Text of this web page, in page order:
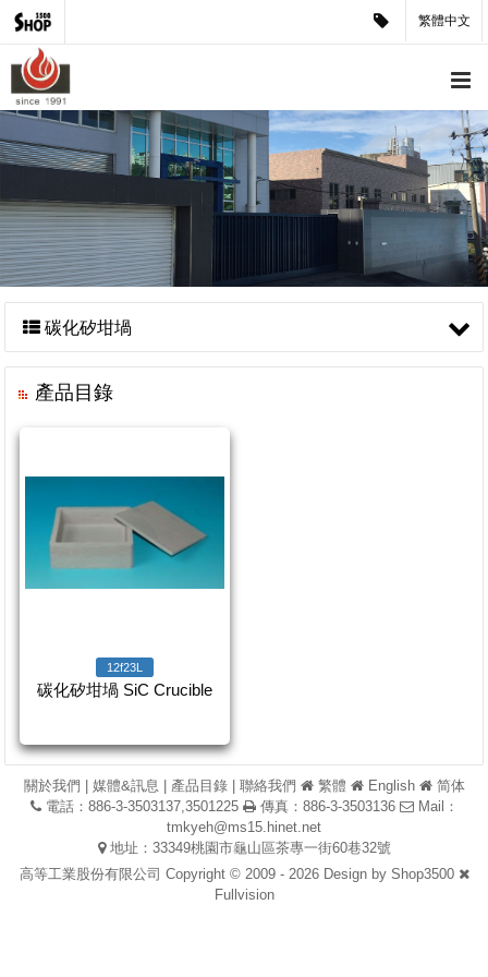
繁體中文
碳化矽坩堝
產品目錄
12f23L
碳化矽坩堝 SiC Crucible
關於我們 媒體&訊息 產品目錄| 聯絡我們 繁體 English
简体
電話：886-3-3503137,3501225
傳真：886-3-3503136
Mail：
tmkyeh@ms15.hinet.net
地址：33349桃園市龜山區茶專一街60巷32號
高等工業股份有限公司 Copyright © 2009 - 2026 Design by Shop3500
Fullvision